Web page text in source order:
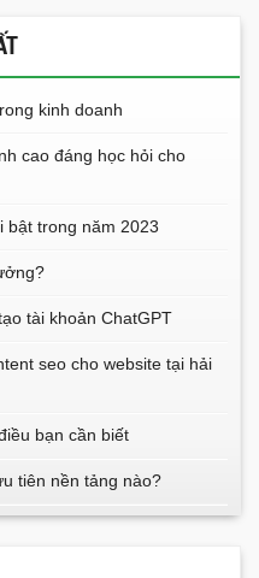
kinh doanh
cao đáng học hỏi cho
bật trong năm 2023
tài khoản ChatGPT
seo cho website tại hải
bạn cần biết
tiên nền tảng nào?